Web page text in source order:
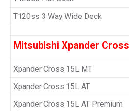
T120ss 3 Way Wide Deck
Mitsubishi Xpander Cross
Xpander Cross 15L MT
Xpander Cross 15L AT
Xpander Cross 15L AT Premium